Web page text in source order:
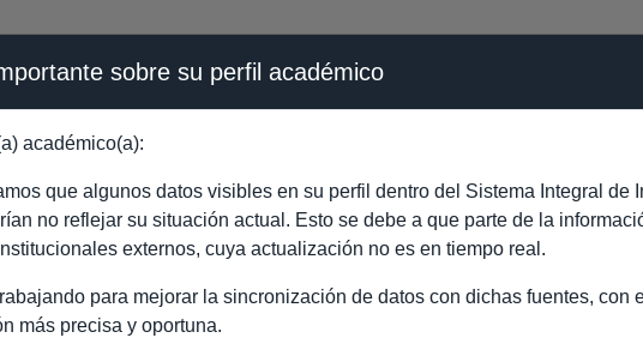
ACADÉMICA - PÚBLICO
THU YEN VALERIE
sobre su perfil académico
académico(a):
que algunos datos visibles en su perfil dentro del Sistema Integral de
no reflejar su situación actual. Esto se debe a que parte de la
externos, cuya actualización no es en tiempo real.
para mejorar la sincronización de datos con dichas fuentes, con
más precisa y oportuna.